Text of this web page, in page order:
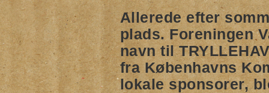
Allerede efter
plads. Foreningen
navn til
fra Københavns
lokale sponsorer,